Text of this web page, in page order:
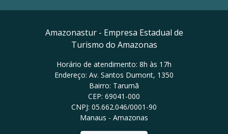
Amazonastur - Empresa Estadual de
Turismo do Amazonas
Horário de atendimento: 8h às 17h
Endereço: Av. Santos Dumont, 1350
Bairro: Tarumã
CEP: 69041-000
CNPJ: 05.662.046/0001-90
Manaus - Amazonas